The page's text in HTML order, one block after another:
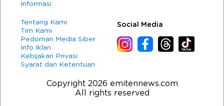
Informasi
Tentang Kami
Tim Kami
Pedoman Media Siber
Info Iklan
Kebijakan Privasi
Syarat dan Ketentuan
Social Media
Copyright 2026 emitennews.com
All rights reserved